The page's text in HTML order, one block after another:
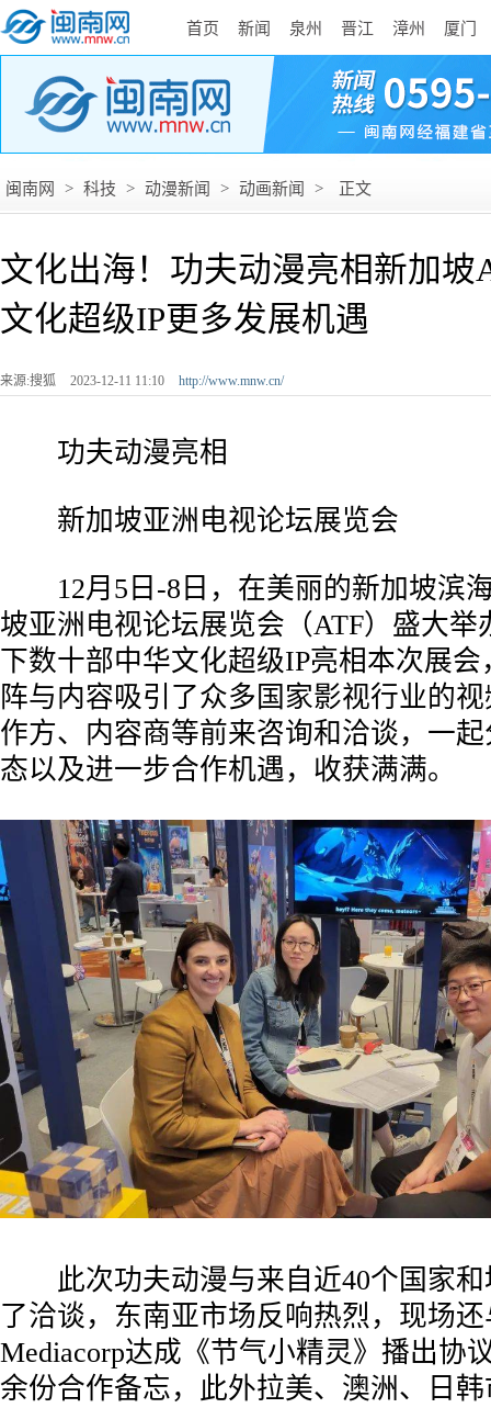
首页 新闻 泉州 晋江 漳州 厦门
闽南网 > 科技 > 动漫新闻 > 动画新闻 > 正文
文化出海！功夫动漫亮相新加坡
文化超级IP更多发展机遇
来源:搜狐 2023-12-11 11:10 http://www.mnw.cn/
功夫动漫亮相
新加坡亚洲电视论坛展览会
12月5日-8日，在美丽的新加坡滨海
坡亚洲电视论坛展览会（ATF）盛大举
下数十部中华文化超级IP亮相本次展
阵与内容吸引了众多国家影视行业的
作方、内容商等前来咨询和洽谈，一
态以及进一步合作机遇，收获满满。
此次功夫动漫与来自近40个国家和
了洽谈，东南亚市场反响热烈，现场
Mediacorp达成《节气小精灵》播出协
余份合作备忘，此外拉美、澳洲、日